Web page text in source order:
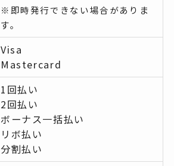
※即時発行できない場合がありま
す。
Visa
Mastercard
1回払い
2回払い
ボーナス一括払い
リボ払い
分割払い